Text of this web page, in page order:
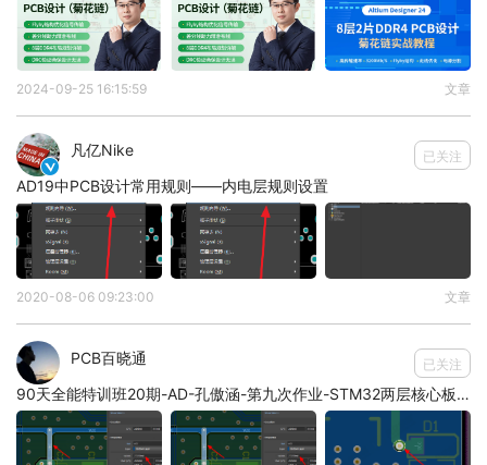
注意焊盘要规范出线
2024-09-25 16:15:59 文章

凡亿Nike 已关注
AD19中PCB设计常用规则——内电层规则设置
2020-08-06 09:23:00 文章
PCB百晓通 已关注
90天全能特训班20期-AD-孔傲涵-第九次作业-STM32两层核心板PCB设计